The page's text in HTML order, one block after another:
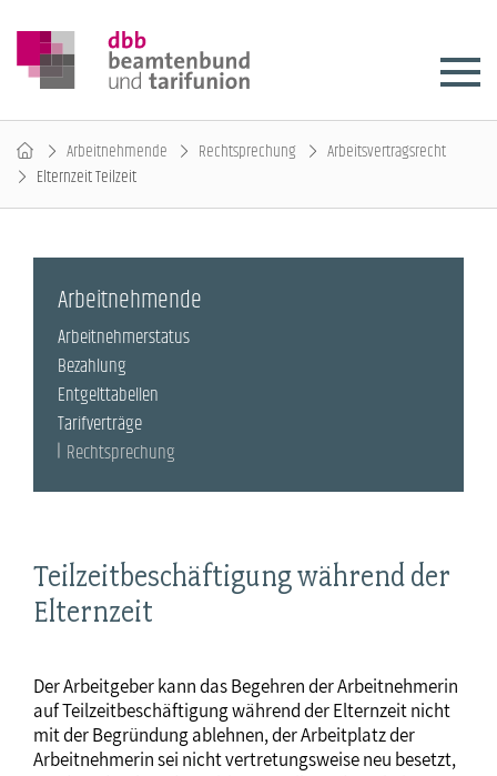
Arbeitnehmende Rechtsprechung
Arbeitsvertragsrecht
Elternzeit Teilzeit
Teilzeitbeschäftigung während der
Elternzeit
Der Arbeitgeber kann das Begehren der Arbeitnehmerin
auf Teilzeitbeschäftigung während der Elternzeit nicht
mit der Begründung ablehnen, der Arbeitplatz der
Arbeitnehmerin sei nicht vertretungsweise neu besetzt,
Arbeitnehmende
Arbeitnehmerstatus
Bezahlung
Entgelttabellen
Tarifverträge
Rechtsprechung